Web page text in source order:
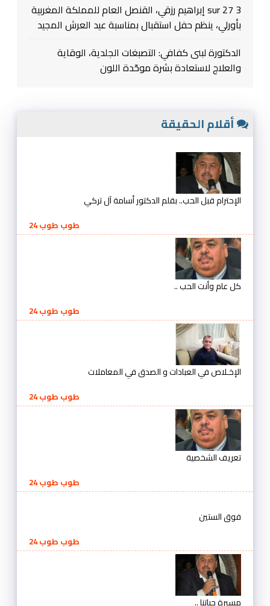
3 sur 27 إبراهيم رزقي، القنصل العام للمملكة المغربية
بأورلي، ينظم حفل استقبال بمناسبة عيد العرش المجيد
الدكتورة لبنى كفافي: التصبغات الجلدية، الوقاية
والعلاج لاستعادة بشرة موحّدة اللون
أقلام الحقيقة
الإحترام قبل الحب.. بقلم الدكتور أسامة آل تركي
طوب طوب 24
كل عام وأنت الحب ..
طوب طوب 24
الإخـلاص في العبادات و الصدق في المعاملات
طوب طوب 24
تعريف الشخصية
طوب طوب 24
فوق الستين
طوب طوب 24
مسيرة حياتنا ..